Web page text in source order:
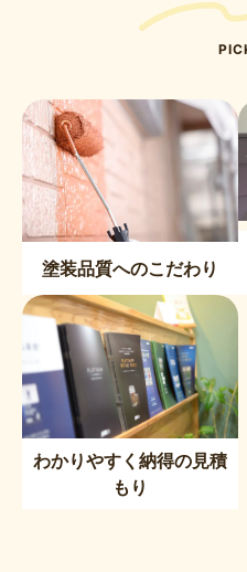
塗装品質へのこだわり
わかりやすく納得の見積
もり